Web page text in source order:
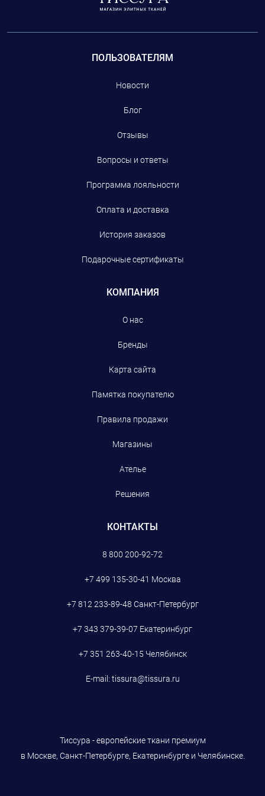
ПОЛЬЗОВАТЕЛЯМ
Новости
Блог
Отзывы
Вопросы и ответы
Программа лояльности
Оплата и доставка
История заказов
Подарочные сертификаты
КОМПАНИЯ
О нас
Бренды
Карта сайта
Памятка покупателю
Правила продажи
Магазины
Ателье
Решения
КОНТАКТЫ
8 800 200-92-72
+7 499 135-30-41 Москва
+7 812 233-89-48 Санкт-Петербург
+7 343 379-39-07 Екатеринбург
+7 351 263-40-15 Челябинск
E-mail: tissura@tissura.ru
Тиссура - европейские ткани премиум
в Москве, Санкт-Петербурге, Екатеринбурге и Челябинске.